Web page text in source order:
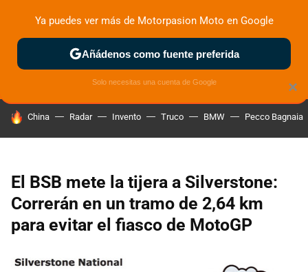
ZONA DE PRUEBAS DEPORTIVAS MOTOS ELÉCTRICAS
HOY SE HABLA DE
China Radar Invento Truco BMW Pecco Bagnaia
El BSB mete la tijera a Silverstone:
Correrán en un tramo de 2,64 km
para evitar el fiasco de MotoGP
×
Ya puedes ver más de Motorpasion Moto en Google
Añádenos como fuente preferida
Solo necesitas una cuenta de Google